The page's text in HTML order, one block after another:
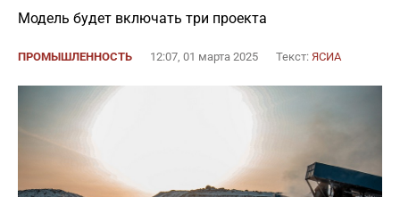
Модель будет включать три проекта
ПРОМЫШЛЕННОСТЬ 12:07, 01 марта 2025 Текст: ЯСИА